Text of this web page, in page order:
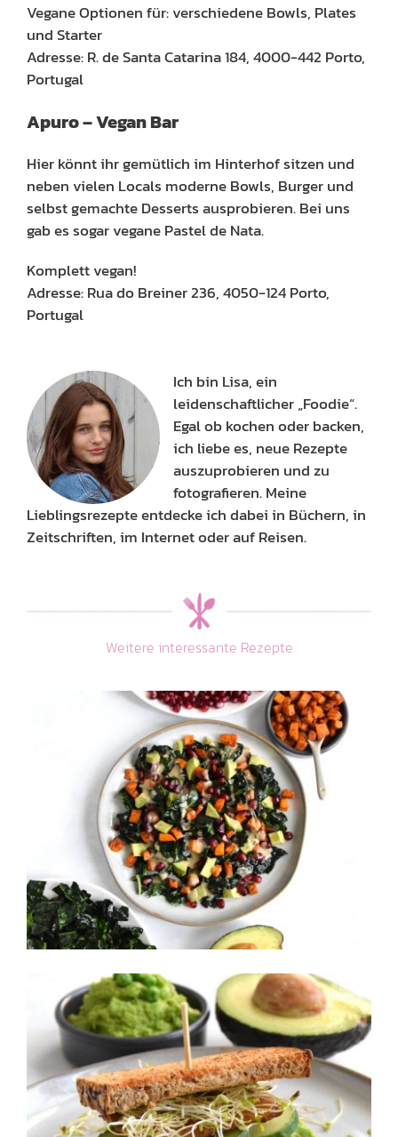
Vegane Optionen für: verschiedene Bowls, Plates
und Starter
Adresse: R. de Santa Catarina 184, 4000-442 Porto,
Portugal
Apuro – Vegan Bar
Hier könnt ihr gemütlich im Hinterhof sitzen und
neben vielen Locals moderne Bowls, Burger und
selbst gemachte Desserts ausprobieren. Bei uns
gab es sogar vegane Pastel de Nata.
Komplett vegan!
Adresse: Rua do Breiner 236, 4050-124 Porto,
Portugal
Ich bin Lisa, ein
leidenschaftlicher „Foodie“.
Egal ob kochen oder backen,
ich liebe es, neue Rezepte
auszuprobieren und zu
fotografieren. Meine
Lieblingsrezepte entdecke ich dabei in Büchern, in
Zeitschriften, im Internet oder auf Reisen.
Weitere interessante Rezepte
Grünkohlsalat mit
gebratenen Süßkartoffeln
und Ahorn-Tahini-
Dressing
Salate & Suppen
Sandwich mit Erbsen-
Avocado-Hummus und